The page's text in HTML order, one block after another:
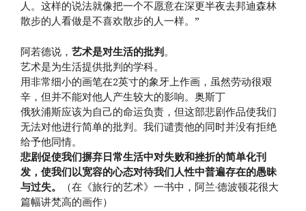
人。这样的说法就像把一个不愿意在深更半夜去邦迪森林
散步的人看做是不喜欢散步的人一样。”
阿若德说， 艺术是对生活的批判。
艺术是为生活提供批判的学科。
用非常细小的画笔在2英寸的象牙上作画，虽然劳动很艰
辛，但并不能对他人产生较大的影响。奥斯丁
俄狄浦斯应该为自己的命运负责，但这部悲剧作品使我们
无法对他进行简单的批判。我们谴责他的同时并没有拒绝
给予他同情。
悲剧促使我们摒弃日常生活中对失败和挫折的简单化刊
发，使我们以宽容的心态对待我们人性中普遍存在的愚昧
与过失。
（在《旅行的艺术》一书中，阿兰·德波顿花很大
篇幅讲梵高的画作）